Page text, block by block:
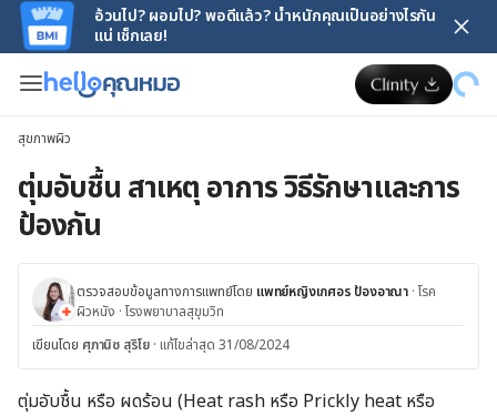
อ้วนไป? ผอมไป? พอดีแล้ว? น้ำหนักคุณเป็นอย่างไรกัน
แน่ เช็กเลย!
สุขภาพผิว
ตุ่มอับชื้น สาเหตุ อาการ วิธีรักษาและการ
ป้องกัน
ตรวจสอบข้อมูลทางการแพทย์โดย แพทย์หญิงเกศอร ป้องอาณา ·โรค
ผิวหนัง ·โรงพยาบาลสุขุมวิท
เขียนโดย ศุภานิช สุริโย · แก้ไขล่าสุด 31/08/2024
ตุ่มอับชื้น หรือ ผดร้อน (Heat rash หรือ Prickly heat หรือ